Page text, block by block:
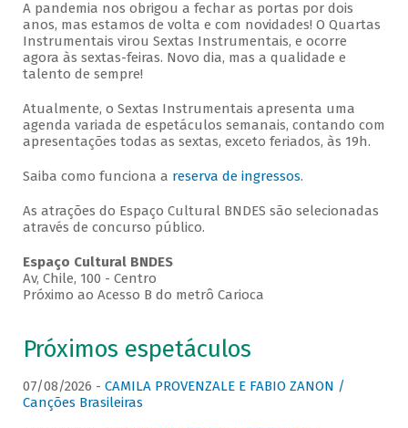
A pandemia nos obrigou a fechar as portas por dois
anos, mas estamos de volta e com novidades! O Quartas
Instrumentais virou Sextas Instrumentais, e ocorre
agora às sextas-feiras. Novo dia, mas a qualidade e
talento de sempre!
Atualmente, o Sextas Instrumentais apresenta uma
agenda variada de espetáculos semanais, contando com
apresentações todas as sextas, exceto feriados, às 19h.
Saiba como funciona a reserva de ingressos.
As atrações do Espaço Cultural BNDES são selecionadas
através de concurso público.
Espaço Cultural BNDES
Av, Chile, 100 - Centro
Próximo ao Acesso B do metrô Carioca
Próximos espetáculos
07/08/2026 - CAMILA PROVENZALE E FABIO ZANON /
Canções Brasileiras